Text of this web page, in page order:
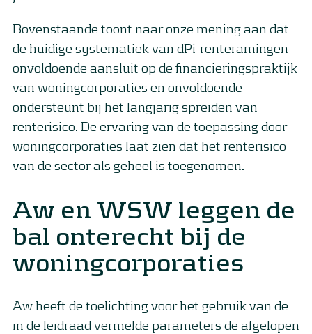
Bovenstaande toont naar onze mening aan dat
de huidige systematiek van dPi-renteramingen
onvoldoende aansluit op de financieringspraktijk
van woningcorporaties en onvoldoende
ondersteunt bij het langjarig spreiden van
renterisico. De ervaring van de toepassing door
woningcorporaties laat zien dat het renterisico
van de sector als geheel is toegenomen.
Aw en WSW leggen de
bal onterecht bij de
woningcorporaties
Aw heeft de toelichting voor het gebruik van de
in de leidraad vermelde parameters de afgelopen